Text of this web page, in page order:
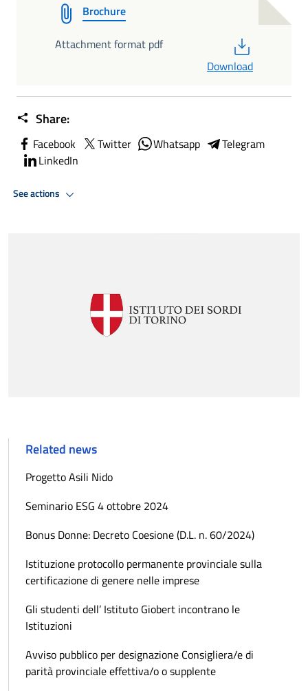
Brochure
Attachment format pdf
Download
Share:
Facebook Twitter Whatsapp
Telegram
LinkedIn
See actions
Related news
Progetto Asili Nido
Seminario ESG 4 ottobre 2024
Bonus Donne: Decreto Coesione (D.L. n. 60/2024)
Istituzione protocollo permanente provinciale sulla
certificazione di genere nelle imprese
Gli studenti dell’ Istituto Giobert incontrano le
Istituzioni
Avviso pubblico per designazione Consigliera/e di
parità provinciale effettiva/o o supplente